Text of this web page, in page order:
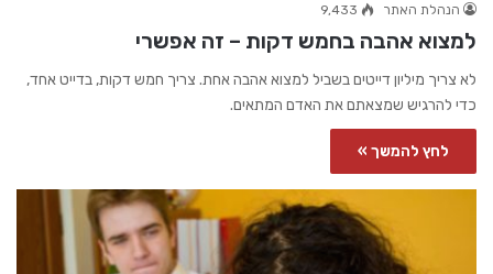
הנהלת האתר 9,433
למצוא אהבה בחמש דקות – זה אפשרי
לא צריך מיליון דייטים בשביל למצוא אהבה אחת. צריך חמש דקות, בדייט אחד,
כדי להרגיש שמצאתם את האדם המתאים.
לחץ להמשך »